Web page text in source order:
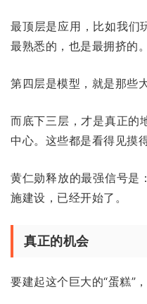
最顶层是应用，比如我们
最熟悉的，也是最拥挤的。
第四层是模型，就是那些
而底下三层，才是真正的
中心。这些都是看得见摸
黄仁勋释放的最强信号是
施建设，已经开始了。
真正的机会
要建起这个巨大的“蛋糕”